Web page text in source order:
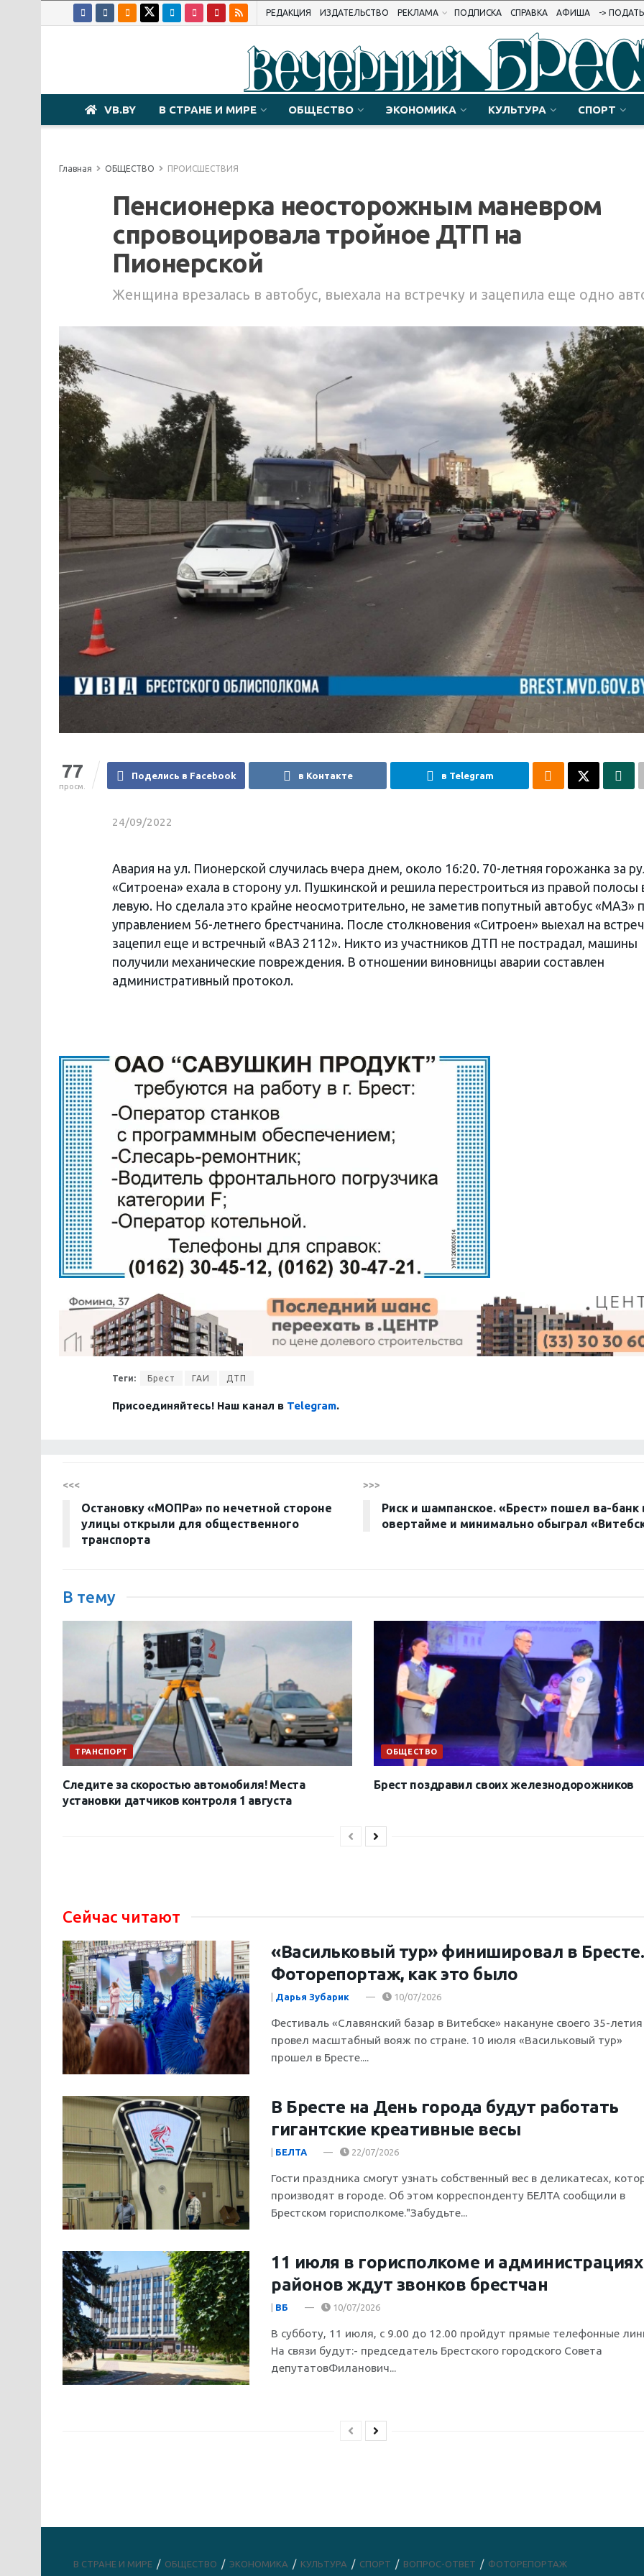
РЕДАКЦИЯ ИЗДАТЕЛЬСТВО РЕКЛАМА ПОДПИСКА СПРАВКА АФИША ->
VB.BY В СТРАНЕ И МИРЕ ОБЩЕСТВО ЭКОНОМИКА КУЛЬТУРА СПОРТ
Главная ОБЩЕСТВО ПРОИСШЕСТВИЯ
Пенсионерка неосторожным маневром
спровоцировала тройное ДТП на
Пионерской
Женщина врезалась в автобус, выехала на встречку и зацепила еще одно
77
просм.
Поделись в Facebook в Контакте в Telegram
24/09/2022
Авария на ул. Пионерской случилась вчера днем, около 16:20. 70-летняя горожанка за
«Ситроена» ехала в сторону ул. Пушкинской и решила перестроиться из правой полосы
левую. Но сделала это крайне неосмотрительно, не заметив попутный автобус «МАЗ»
управлением 56-летнего брестчанина. После столкновения «Ситроен» выехал на
зацепил еще и встречный «ВАЗ 2112». Никто из участников ДТП не пострадал, машины
получили механические повреждения. В отношении виновницы аварии составлен
административный протокол.
Теги: Брест ГАИ ДТП
Присоединяйтесь! Наш канал в Telegram.
<<<
Остановку «МОПРа» по нечетной стороне
улицы открыли для общественного
транспорта
>>>
Риск и шампанское. «Брест» пошел ва-банк
овертайме и минимально обыграл
В тему
ТРАНСПОРТ
Следите за скоростью автомобиля! Места
установки датчиков контроля 1 августа
ОБЩЕСТВО
Брест поздравил своих железнодорожников
Сейчас читают
«Васильковый тур» финишировал в Бресте.
Фоторепортаж, как это было
Дарья Зубарик 10/07/2026
Фестиваль «Славянский базар в Витебске» накануне своего 35-летия
провел масштабный вояж по стране. 10 июля «Васильковый тур»
прошел в Бресте....
В Бресте на День города будут работать
гигантские креативные весы
| БЕЛТА 22/07/2026
Гости праздника смогут узнать собственный вес в деликатесах,
производят в городе. Об этом корреспонденту БЕЛТА сообщили в
Брестском горисполкоме."Забудьте...
11 июля в горисполкоме и администрациях
районов ждут звонков брестчан
| ВБ 10/07/2026
В субботу, 11 июля, с 9.00 до 12.00 пройдут прямые телефонные
На связи будут:- председатель Брестского городского Совета
депутатовФиланович...
В СТРАНЕ И МИРЕ ОБЩЕСТВО ЭКОНОМИКА КУЛЬТУРА СПОРТ ВОПРОС-ОТВЕТ ФОТОРЕПОРТАЖ